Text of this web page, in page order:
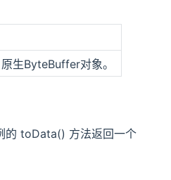
生ByteBuffer对象。
toData() 方法返回一个